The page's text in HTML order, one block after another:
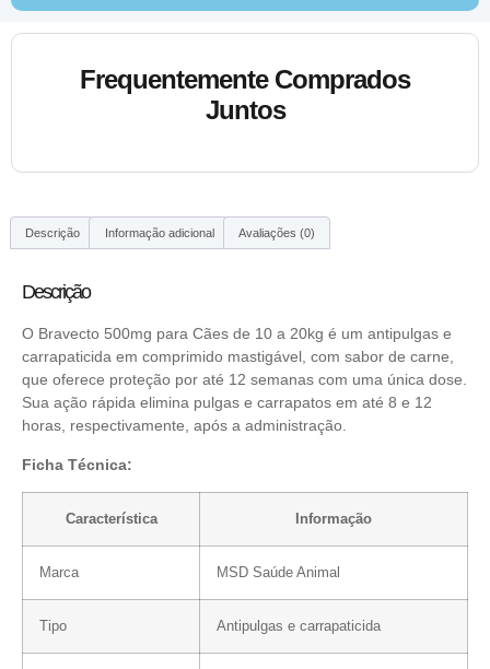
Frequentemente Comprados
Juntos
Descrição Informação adicional Avaliações (0)
Descrição
O Bravecto 500mg para Cães de 10 a 20kg é um antipulgas e
carrapaticida em comprimido mastigável, com sabor de carne,
que oferece proteção por até 12 semanas com uma única dose.
Sua ação rápida elimina pulgas e carrapatos em até 8 e 12
horas, respectivamente, após a administração.
Ficha Técnica:
Característica Informação
Marca MSD Saúde Animal
Tipo Antipulgas e carrapaticida